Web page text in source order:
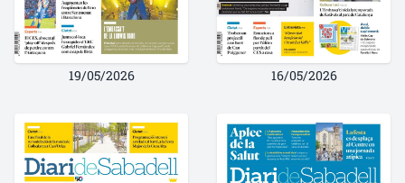
19/05/2026 16/05/2026